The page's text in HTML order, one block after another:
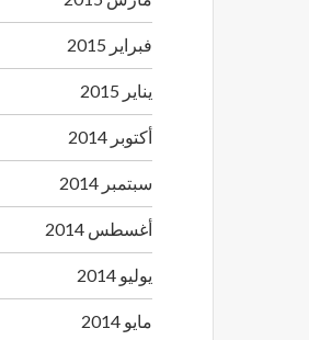
فبراير 2015
يناير 2015
أكتوبر 2014
سبتمبر 2014
أغسطس 2014
يوليو 2014
مايو 2014